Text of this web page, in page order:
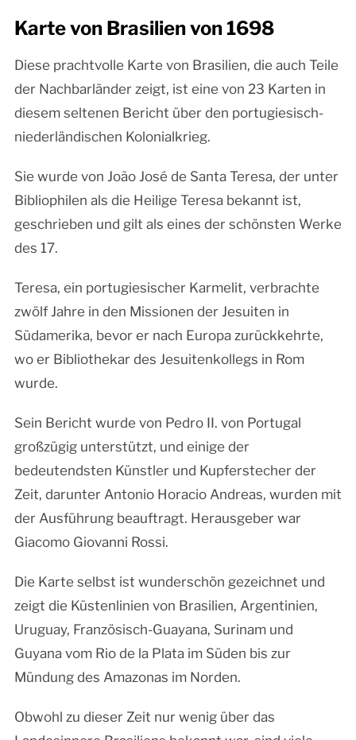
Karte von Brasilien von 1698
Diese prachtvolle Karte von Brasilien, die auch Teile
der Nachbarländer zeigt, ist eine von 23 Karten in
diesem seltenen Bericht über den portugiesisch-
niederländischen Kolonialkrieg.
Sie wurde von João José de Santa Teresa, der unter
Bibliophilen als die Heilige Teresa bekannt ist,
geschrieben und gilt als eines der schönsten Werke
des 17.
Teresa, ein portugiesischer Karmelit, verbrachte
zwölf Jahre in den Missionen der Jesuiten in
Südamerika, bevor er nach Europa zurückkehrte,
wo er Bibliothekar des Jesuitenkollegs in Rom
wurde.
Sein Bericht wurde von Pedro II. von Portugal
großzügig unterstützt, und einige der
bedeutendsten Künstler und Kupferstecher der
Zeit, darunter Antonio Horacio Andreas, wurden mit
der Ausführung beauftragt. Herausgeber war
Giacomo Giovanni Rossi.
Die Karte selbst ist wunderschön gezeichnet und
zeigt die Küstenlinien von Brasilien, Argentinien,
Uruguay, Französisch-Guayana, Surinam und
Guyana vom Rio de la Plata im Süden bis zur
Mündung des Amazonas im Norden.
Obwohl zu dieser Zeit nur wenig über das